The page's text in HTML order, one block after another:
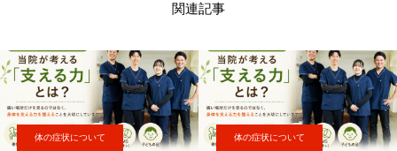
関連記事
体の症状について 体の症状について